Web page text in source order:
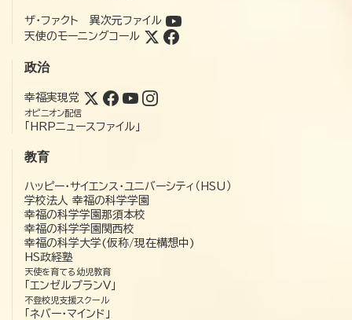
ザ・ファクト 異次元ファイル
天使のモーニングコール
政治
幸福実現党
オピニオン配信
「HRPニュースファイル」
教育
ハッピー・サイエンス・ユニバーシティ（HSU）
学校法人 幸福の科学学園
幸福の科学学園那須本校
幸福の科学学園関西校
幸福の科学大学(仮称/現在構想中)
HS政経塾
天使を育てる幼児教育
「エンゼルプランV」
不登校児支援スクール
「ネバー・マインド」